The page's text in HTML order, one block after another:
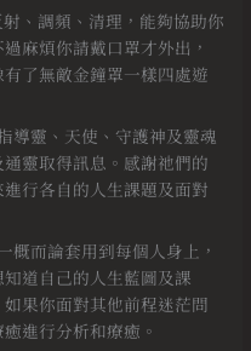
、調頻、清理，能夠協助你
麻煩你請戴口罩才外出，
了無敵金鐘罩一樣四處遊
導靈、天使、守護神及靈魂
靈取得訊息。感謝祂們的
行各自的人生課題及面對
而論套用到每個人身上，
道自己的人生藍圖及課
果你面對其他前程迷茫問
進行分析和療癒。⠀